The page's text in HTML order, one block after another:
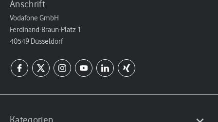
Anschrift
Vodafone GmbH
Ferdinand-Braun-Platz 1
40549 Düsseldorf